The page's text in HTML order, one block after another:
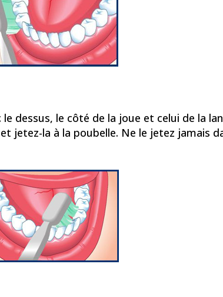
dessus, le côté de la joue et celui de la
jetez-la à la poubelle. Ne le jetez jamais